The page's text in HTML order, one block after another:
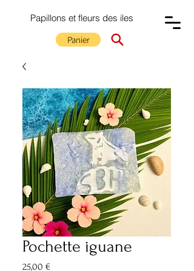
Papillons et fleurs des iles
Panier
Pochette iguane
25,00 €